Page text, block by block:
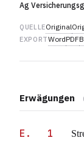
Ag
QUELLEOriginal
EXPORTWordPDF
Erwägungen
E. 1